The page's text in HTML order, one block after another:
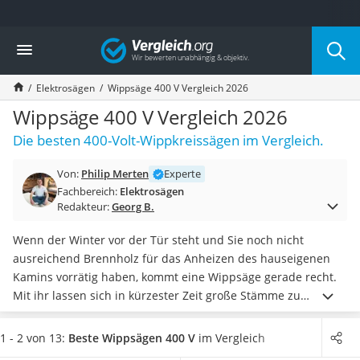
Die beliebtesten Vergleiche nach Kategorie
Baumarkt
Tresor feuerfest
Makita-Akku-Rasenmäher
Kappsäge
Smartes Türschloss
Akku-Rasentrimmer
Split-Klimaanlage 2 Innengeräte
Pelletofen
Tiefbrunnenpumpe
Fliesenschneider
Hochdruckreiniger
Doppelschleifer
Überwachungskamera
Benzinrasenmäher mit Elektrostart
Vergleich
Elektrosägen Wippsäge 400 V Vergleich 2026
Wippsäge 400 V Vergleich 2026
Die besten 400-Volt-Wippkreissägen im Vergleich.
Von: Philip Merten
Experte
Fachbereich: Elektrosägen
Redakteur:Georg B.
Wenn der Winter vor der Tür steht und Sie noch nicht
ausreichend Brennholz für das Anheizen des hauseigenen
Kamins vorrätig haben, kommt eine Wippsäge gerade recht.
Mit ihr lassen sich in kürzester Zeit große Stämme zu
handlichen Holzstücken zersägen. Im Internet zu findende
Tests mit Wippsägen bestätigen, dass dieLeistung und die
1 - 2 von 13: Beste Wippsägen 400 V im Vergleich